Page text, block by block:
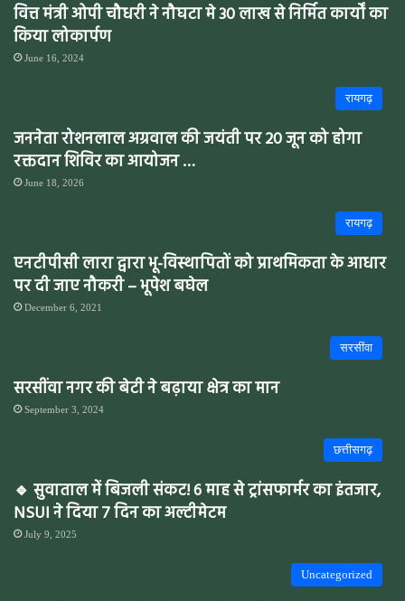
वित्त मंत्री ओपी चौधरी ने नौघटा मे 30 लाख से निर्मित कार्यों का
किया लोकार्पण
June 16, 2024
रायगढ़
जननेता रोशनलाल अग्रवाल की जयंती पर 20 जून को होगा
रक्तदान शिविर का आयोजन …
June 18, 2026
रायगढ़
एनटीपीसी लारा द्वारा भू-विस्थापितों को प्राथमिकता के आधार
पर दी जाए नौकरी – भूपेश बघेल
December 6, 2021
सरसींवा
सरसींवा नगर की बेटी ने बढ़ाया क्षेत्र का मान
September 3, 2024
छत्तीसगढ़
🔹 सुवाताल में बिजली संकट! 6 माह से ट्रांसफार्मर का इंतजार,
NSUI ने दिया 7 दिन का अल्टीमेटम
July 9, 2025
Uncategorized